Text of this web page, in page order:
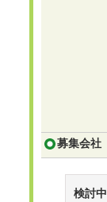
募集会社
検討